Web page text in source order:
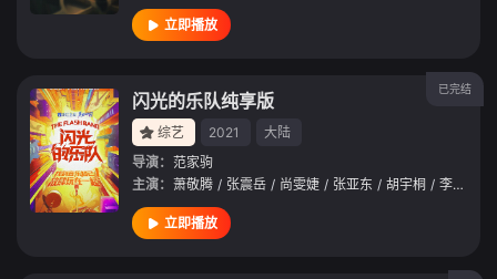
立即播放
已完结
闪光的乐队纯享版
综艺 2021
大陆
导演： 范家驹
主演： 萧敬腾 / 张震岳 / 尚雯婕 / 张亚东 / 胡宇桐 / 李润祺
立即播放